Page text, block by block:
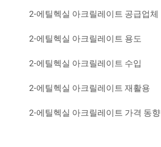
2-에틸헥실 아크릴레이트 공급업체
2-에틸헥실 아크릴레이트 용도
2-에틸헥실 아크릴레이트 수입
2-에틸헥실 아크릴레이트 재활용
2-에틸헥실 아크릴레이트 가격 동향